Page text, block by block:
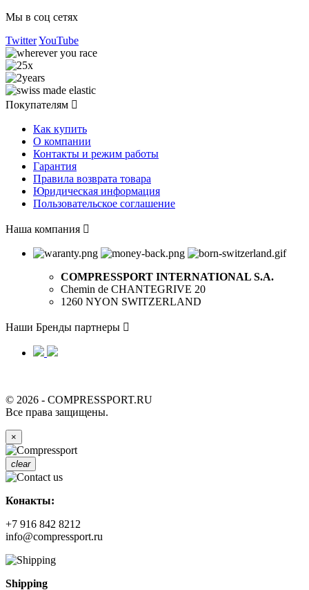
Мы в соц сетях
TwitterYouTube
Покупателям 
Как купить
О компании
Контакты и режим работы
Гарантия
Правила возврата товара
Юридическая информация
Пользовательское соглашение
Наша компания 
COMPRESSPORT INTERNATIONAL S.A.
Chemin de CHANTEGRIVE 20
1260 NYON SWITZERLAND
Наши Бренды партнеры 
© 2026 - COMPRESSPORT.RU
Все права защищены.
×
clear
Конакты:
+7 916 842 8212
info@compressport.ru
Shipping